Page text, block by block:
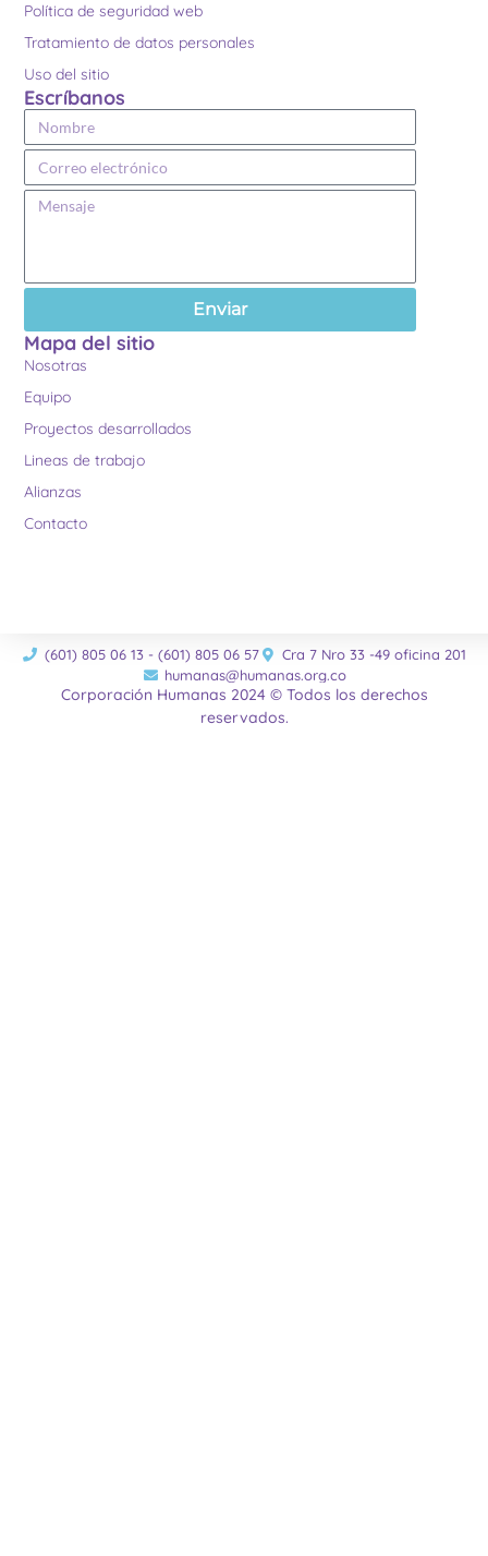
Política de seguridad web
Tratamiento de datos personales
Uso del sitio
Escríbanos
Enviar
Mapa del sitio
Nosotras
Equipo
Proyectos desarrollados
Lineas de trabajo
Alianzas
Contacto
(601) 805 06 13 - (601) 805 06 57
Cra 7 Nro 33 -49 oficina 201
humanas@humanas.org.co
Corporación Humanas 2024 © Todos los derechos
reservados.